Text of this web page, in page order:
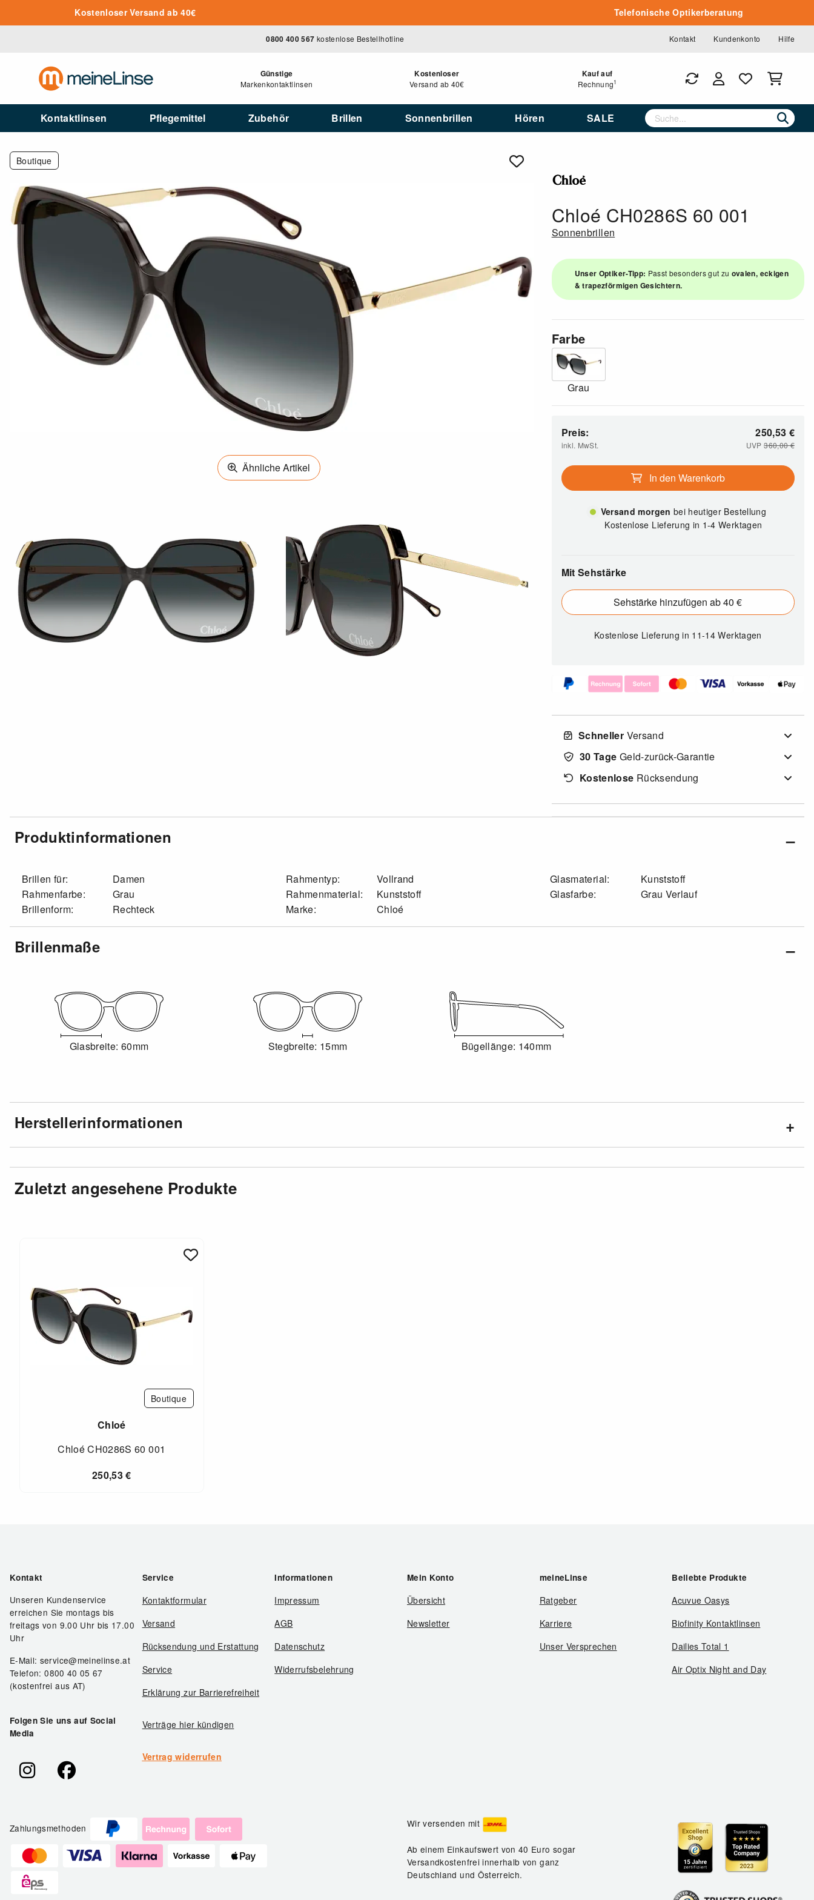
Zum Hauptinhalt springenKostenloser Versand ab 40€ Telefonische Optikerberatung
0800 400 567 kostenlose Bestellhotline Kontakt Kundenkonto Hilfe
Günstige
Markenkontaktlinsen
Kostenloser
Versand ab 40€
Kauf auf
Rechnung1
Kontaktlinsen Pflegemittel Zubehör Brillen Sonnenbrillen Hören SALE
Boutique
Ähnliche Artikel
Chloé CH0286S 60 001
Sonnenbrillen
Unser Optiker-Tipp: Passt besonders gut zu ovalen, eckigen
& trapezförmigen Gesichtern.
Farbe
Grau
Preis:
inkl. MwSt.
250,53 €
UVP360,00€
In den Warenkorb
Versand morgen bei heutiger Bestellung
Kostenlose Lieferung in 1-4 Werktagen
Mit Sehstärke
Sehstärke hinzufügen ab 40 €
Kostenlose Lieferungin 11-14 Werktagen
Schneller Versand
30 Tage Geld-zurück-Garantie
Kostenlose Rücksendung
Produktinformationen
Brillen für:
Damen
Rahmenfarbe:
Grau
Brillenform:
Rechteck
Rahmentyp:
Vollrand
Rahmenmaterial:
Kunststoff
Marke:
Chloé
Glasmaterial:
Kunststoff
Glasfarbe:
Grau Verlauf
Brillenmaße
Glasbreite: 60mm Stegbreite: 15mm Bügellänge: 140mm
Herstellerinformationen
Zuletzt angesehene Produkte
Boutique
Chloé
Chloé CH0286S 60 001
250,53€
Kontakt
Unseren Kundenservice
erreichen Sie montags bis
freitags von 9.00 Uhr bis 17.00
Uhr
E-Mail: service@meinelinse.at
Telefon: 0800 40 05 67
(kostenfrei aus AT)
Folgen Sie uns auf Social
Media
Service
Kontaktformular
Versand
Rücksendung und Erstattung
Service
Erklärung zur Barrierefreiheit
Verträge hier kündigen
Vertrag widerrufen
Informationen
Impressum
AGB
Datenschutz
Widerrufsbelehrung
Mein Konto
Übersicht
Newsletter
meineLinse
Ratgeber
Karriere
Unser Versprechen
Beliebte Produkte
Acuvue Oasys
Biofinity Kontaktlinsen
Dailies Total 1
Air Optix Night and Day
Zahlungsmethoden Wir versenden mit
Ab einem Einkaufswert von 40 Euro sogar
Versandkostenfrei innerhalb von ganz
Deutschland und Österreich.